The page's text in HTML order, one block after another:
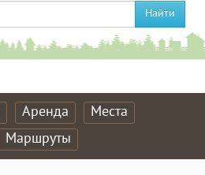
Найти
Аренда
Места
Маршруты